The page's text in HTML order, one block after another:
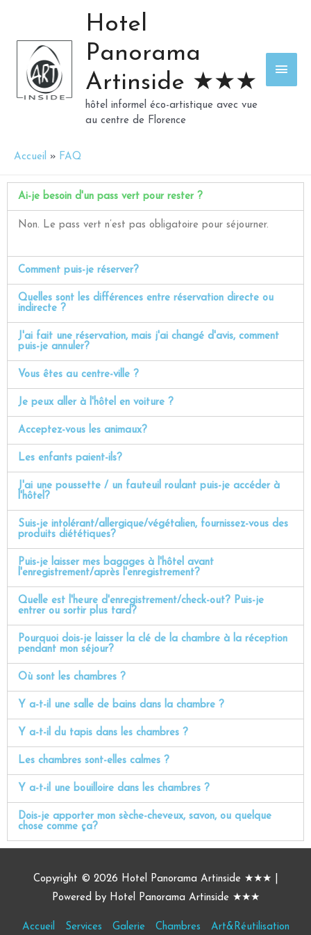
Hotel
Panorama
Artinside ★★★
hôtel informel éco-artistique avec vue
au centre de Florence
Accueil FAQ
Ai-je besoin d'un pass vert pour rester ?
Non. Le pass vert n’est pas obligatoire pour séjourner.
Comment puis-je réserver?
Quelles sont les différences entre réservation directe ou
indirecte ?
J'ai fait une réservation, mais j'ai changé d'avis, comment
puis-je annuler?
Vous êtes au centre-ville ?
Je peux aller à l'hôtel en voiture ?
Acceptez-vous les animaux?
Les enfants paient-ils?
J'ai une poussette / un fauteuil roulant puis-je accéder à
l'hôtel?
Suis-je intolérant/allergique/végétalien, fournissez-vous des
produits diététiques?
Puis-je laisser mes bagages à l'hôtel avant
l'enregistrement/après l'enregistrement?
Quelle est l'heure d'enregistrement/check-out? Puis-je
entrer ou sortir plus tard?
Pourquoi dois-je laisser la clé de la chambre à la réception
pendant mon séjour?
Où sont les chambres ?
Y a-t-il une salle de bains dans la chambre ?
Y a-t-il du tapis dans les chambres ?
Les chambres sont-elles calmes ?
Y a-t-il une bouilloire dans les chambres ?
Dois-je apporter mon sèche-cheveux, savon, ou quelque
chose comme ça?
Copyright © 2026 Hotel Panorama Artinside ★★★
Powered by Hotel Panorama Artinside ★★★
Accueil Services Galerie Chambres Art&Réutilisation